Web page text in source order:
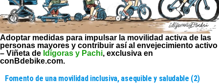
Adoptar medidas para impulsar la movilidad activa de las
personas mayores y contribuir así al envejecimiento activo
– Viñeta de Idígoras y Pachi, exclusiva en
conBdebike.com.
Fomento de una movilidad inclusiva, asequible y saludable (2)